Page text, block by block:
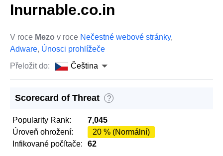
Inurnable.co.in
V roce Mezo v roce Nečestné webové stránky,
Adware, Únosci prohlížeče
Přeložit do:
Čeština
Scorecard of Threat ?
Popularity Rank:
7,045
Úroveň ohrožení:
20 % (Normální)
Infikované počítače:
62